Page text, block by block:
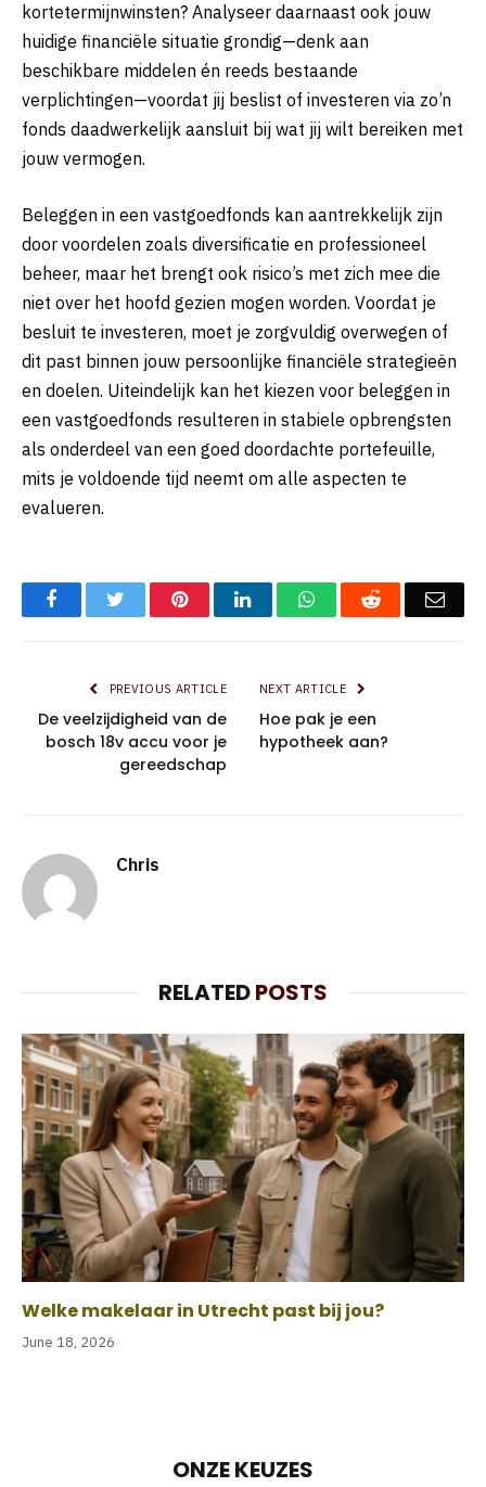
kortetermijnwinsten? Analyseer daarnaast ook jouw
huidige financiële situatie grondig—denk aan
beschikbare middelen én reeds bestaande
verplichtingen—voordat jij beslist of investeren via zo’n
fonds daadwerkelijk aansluit bij wat jij wilt bereiken met
jouw vermogen.
Beleggen in een vastgoedfonds kan aantrekkelijk zijn
door voordelen zoals diversificatie en professioneel
beheer, maar het brengt ook risico’s met zich mee die
niet over het hoofd gezien mogen worden. Voordat je
besluit te investeren, moet je zorgvuldig overwegen of
dit past binnen jouw persoonlijke financiële strategieën
en doelen. Uiteindelijk kan het kiezen voor beleggen in
een vastgoedfonds resulteren in stabiele opbrengsten
als onderdeel van een goed doordachte portefeuille,
mits je voldoende tijd neemt om alle aspecten te
evalueren.
FacebookTwitter PinterestLinkedInWhatsAppReddit
PREVIOUS ARTICLE
De veelzijdigheid van de
bosch 18v accu voor je
gereedschap
NEXT ARTICLE
Hoe pak je een
hypotheek aan?
Chris
RELATEDPOSTS
Welke makelaar in Utrecht past bij jou?
June 18, 2026
ONZE KEUZES